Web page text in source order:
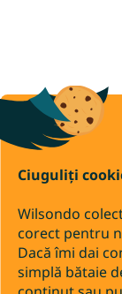
Ciuguliți
Wilsondo
corect pentru
Dacă îmi dai
simplă bătaie